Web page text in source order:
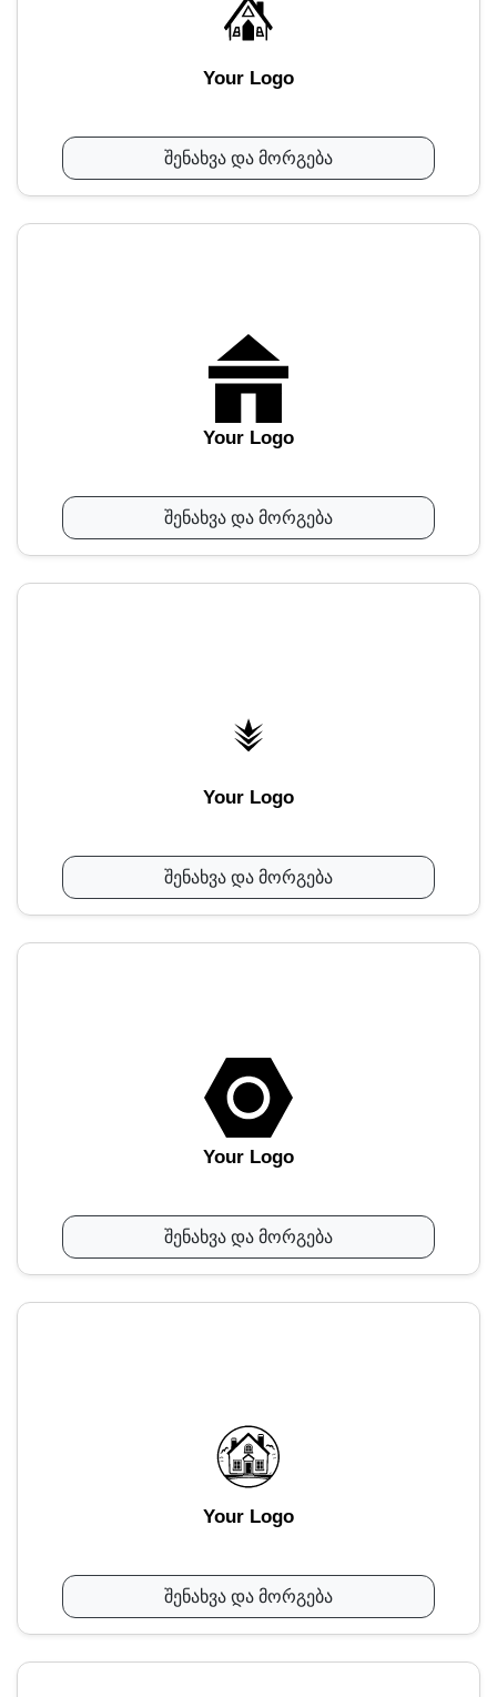
Your Logo
შენახვა და მორგება
Your Logo
შენახვა და მორგება
Your Logo
შენახვა და მორგება
Your Logo
შენახვა და მორგება
Your Logo
შენახვა და მორგება